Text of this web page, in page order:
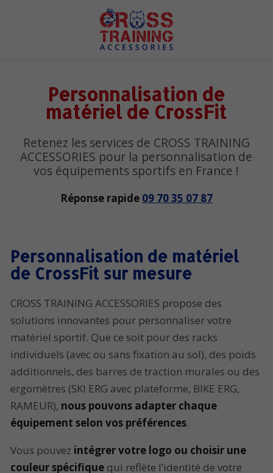
Personnalisation de
matériel de CrossFit
Retenez les services de CROSS TRAINING
ACCESSORIES pour la personnalisation de
vos équipements sportifs en France !
Réponse rapide 09 70 35 07 87
Personnalisation de matériel
de CrossFit sur mesure
CROSS TRAINING ACCESSORIES propose des
solutions innovantes pour personnaliser votre
matériel sportif. Que ce soit pour des racks
individuels (avec ou sans fixation au sol), des poids
additionnels, des barres de traction murales ou des
ergomètres (SKI ERG avec plateforme, BIKE ERG,
RAMEUR), nous pouvons adapter chaque
équipement selon vos préférences.
Vous pouvez intégrer votre logo ou choisir une
couleur spécifique qui reflète l’identité de votre